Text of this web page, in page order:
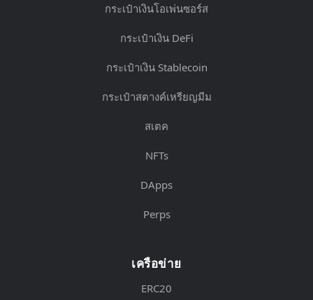
กระเป๋าเงินโอเพ่นซอร์ส
กระเป๋าเงิน DeFi
กระเป๋าเงิน Stablecoin
กระเป๋าสตางค์เหรียญมีม
สเตค
NFTs
DApps
Perps
เครือข่าย
ERC20